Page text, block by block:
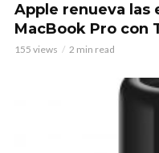
Apple renueva las
MacBook Pro con
155 views 2 min read